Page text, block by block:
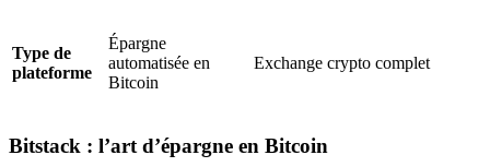
Type de
plateforme
Épargne
automatisée en
Bitcoin
Exchange crypto complet
Bitstack : l’art d’épargne en Bitcoin